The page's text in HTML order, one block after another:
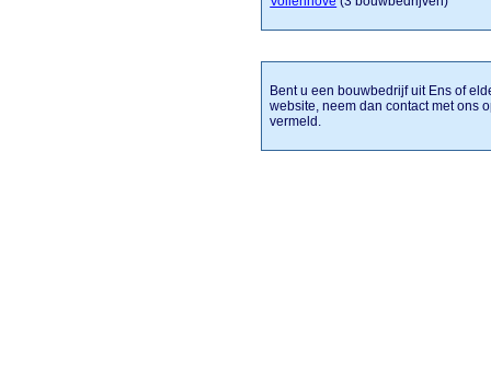
Bent u een bouwbedrijf uit Ens of
website, neem dan contact met ons
vermeld.